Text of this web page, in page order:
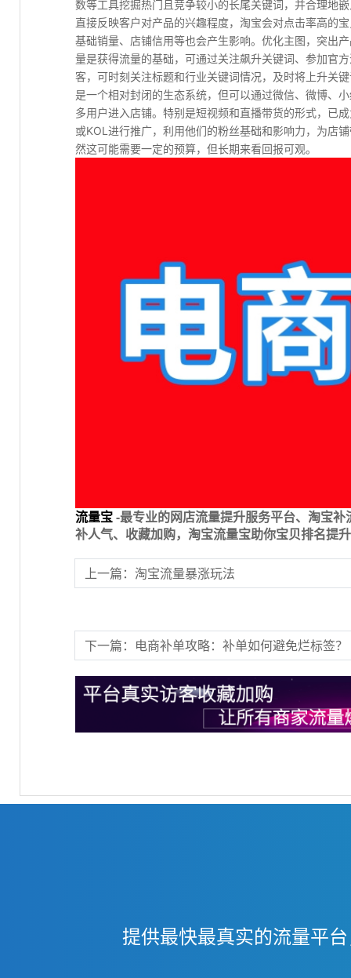
数等工具挖掘热门且竞争较小的长尾关键词，并合理地
直接反映客户对产品的兴趣程度，淘宝会对点击率高的
基础销量、店铺信用等也会产生影响。优化主图，突出
量是获得流量的基础，可通过关注飙升关键词、参加官
客，可时刻关注标题和行业关键词情况，及时将上升关
是一个相对封闭的生态系统，但可以通过微信、微博、
多用户进入店铺。特别是短视频和直播带货的形式，已
或KOL进行推广，利用他们的粉丝基础和影响力，为店
然这可能需要一定的预算，但长期来看回报可观。
流量宝-最专业的网店流量提升服务平台、淘宝
补人气、收藏加购，淘宝流量宝助你宝贝排名提
上一篇：淘宝流量暴涨玩法
下一篇：电商补单攻略：补单如何避免烂标签？
提供最快最真实的流量平